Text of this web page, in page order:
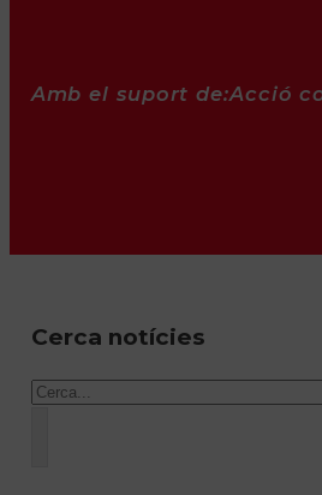
Amb el suport de:Acció
Cerca notícies
Cercar